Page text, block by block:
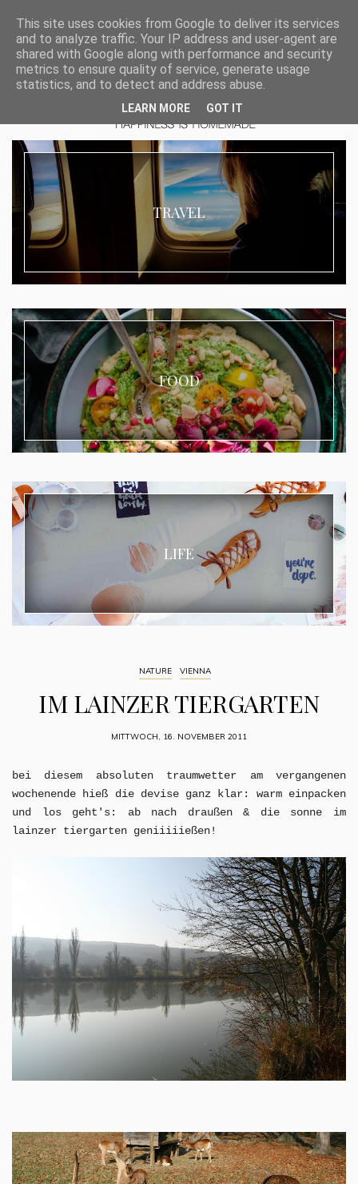
TRAVEL
FOOD
LIFE
NATURE VIENNA
IM LAINZER TIERGARTEN
MITTWOCH, 16. NOVEMBER 2011
bei diesem absoluten traumwetter am vergangenen
wochenende hieß die devise ganz klar: warm einpacken
und los geht's: ab nach draußen & die sonne im
lainzer tiergarten geniiiiießen!
This site uses cookies from Google to deliver its services
and to analyze traffic. Your IP address and user-agent are
shared with Google along with performance and security
metrics to ensure quality of service, generate usage
statistics, and to detect and address abuse.
LEARN MORE GOT IT